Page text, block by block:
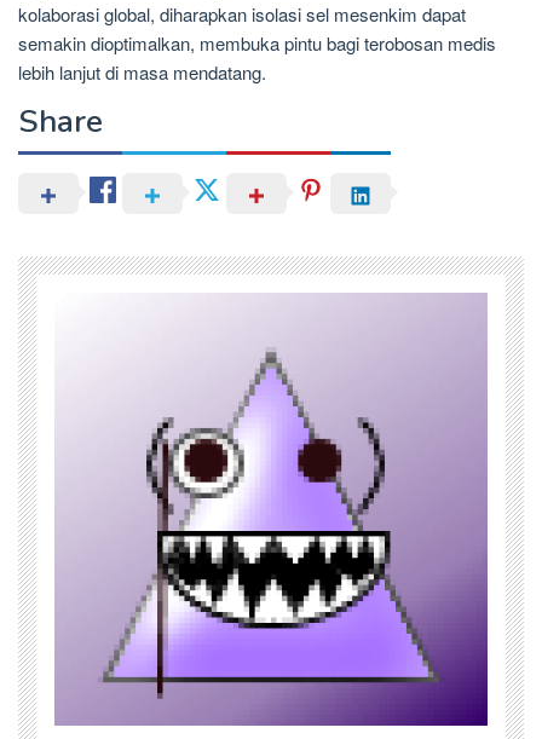
kolaborasi global, diharapkan isolasi sel mesenkim dapat
semakin dioptimalkan, membuka pintu bagi terobosan medis
lebih lanjut di masa mendatang.
Share